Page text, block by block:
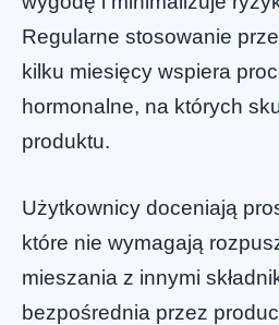
Regularne stosowanie
kilku miesięcy wspiera
hormonalne, na których
produktu.
Użytkownicy doceniają
które nie wymagają
mieszania z innymi
bezpośrednia przez